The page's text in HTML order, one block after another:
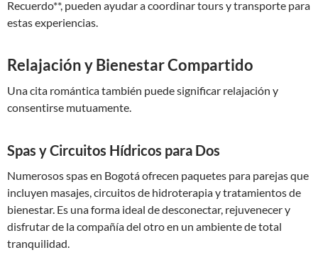
Recuerdo**, pueden ayudar a coordinar tours y transporte para
estas experiencias.
Relajación y Bienestar Compartido
Una cita romántica también puede significar relajación y
consentirse mutuamente.
Spas y Circuitos Hídricos para Dos
Numerosos spas en Bogotá ofrecen paquetes para parejas que
incluyen masajes, circuitos de hidroterapia y tratamientos de
bienestar. Es una forma ideal de desconectar, rejuvenecer y
disfrutar de la compañía del otro en un ambiente de total
tranquilidad.